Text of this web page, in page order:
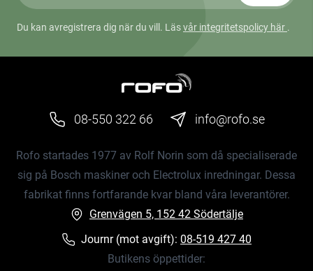
Du kan avregistrera dig när du vill. Läsvår integritetspolicy här .
08-550 322 66 info@rofo.se
Rofo startades 1977 av Rolf Norin som då specialiserade
sig på Bosch maskiner och Electrolux inredningar. Dessa
fabrikat finns fortfarande kvar bland våra leverantörer.
Grenvägen 5, 152 42 Södertälje
Journr (mot avgift): 08-519 427 40
Butikens öppettider: